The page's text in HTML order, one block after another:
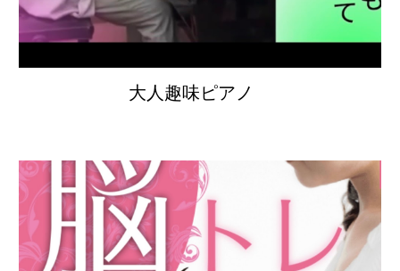
大人趣味ピアノ